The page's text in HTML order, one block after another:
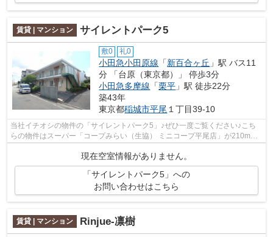
賃貸 | マンション サイレントパーク5
敷0 礼0
小田急小田原線 「新百合ヶ丘 」駅 バス11
分 「台原（東京都）」 停歩3分
小田急多摩線 「栗平 」駅 徒歩22分
築43年
東京都稲城市平尾 １丁目39-10
当社イチオシの物件の「サイレントパーク5」♪ぜひ一度ご覧ください♪こち
らの物件はスーパー「コープみらい（生協） ミニコープ平尾店」が210m以
内にあります♪バスをよく利用する方にと...
現在空室情報がありません。
「サイレントパーク5」への
お問い合わせはこちら
賃貸 | マンション Rinjue-凛樹